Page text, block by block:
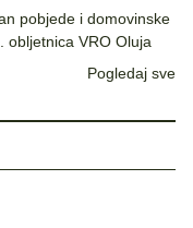
pobjede i domovinske
obljetnica VRO Oluja
Pogledaj sve